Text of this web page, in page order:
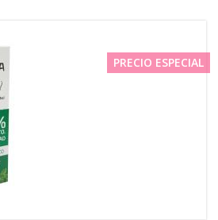
PRECIO ESPECIAL